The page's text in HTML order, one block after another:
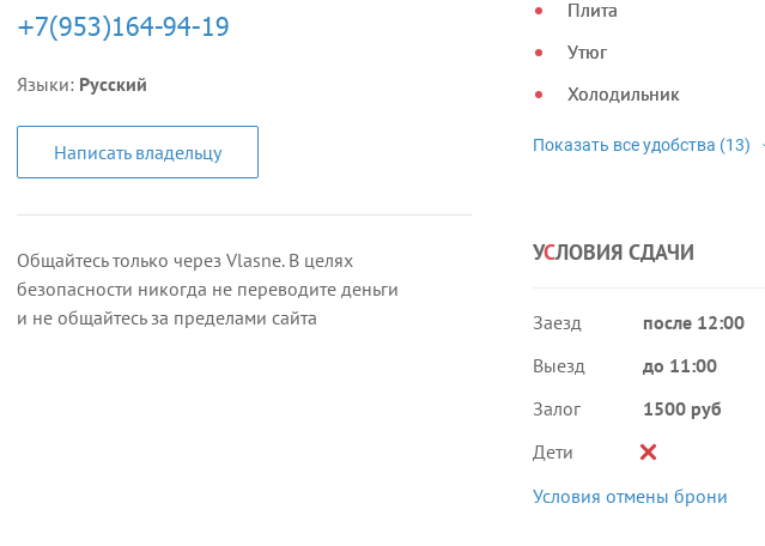
Языки: Русский
Написать владельцу
Общайтесь только через Vlasne. В целях
безопасности никогда не переводите деньги
и не общайтесь за пределами сайта
Плита
Утюг
Холодильник
УСЛОВИЯ СДАЧИ
Заезд
после 12:00
Выезд
до 11:00
Залог
1500 руб
Дети
Условия отмены брони